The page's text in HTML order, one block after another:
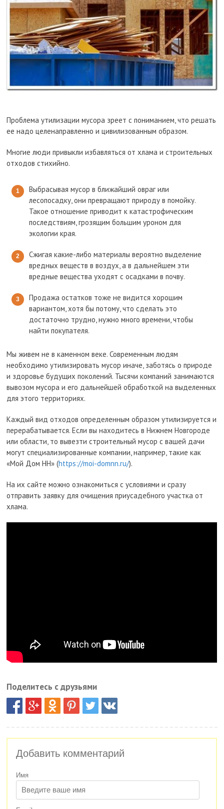
Проблема утилизации мусора зреет с пониманием, что решать
ее надо целенаправленно и цивилизованным образом.
Многие люди привыкли избавляться от хлама и строительных
отходов стихийно.
Выбрасывая мусор в ближайший овраг или
лесопосадку, они превращают природу в помойку.
Такое отношение приводит к катастрофическим
последствиям, грозящим большим уроном для
экологии края.
Сжигая какие-либо материалы вероятно выделение
вредных веществ в воздух, а в дальнейшем эти
вредные вещества уходят с осадками в почву.
Продажа остатков тоже не видится хорошим
вариантом, хотя бы потому, что сделать это
достаточно трудно, нужно много времени, чтобы
найти покупателя.
Мы живем не в каменном веке. Современным людям
необходимо утилизировать мусор иначе, заботясь о природе
и здоровье будущих поколений. Тысячи компаний занимаются
вывозом мусора и его дальнейшей обработкой на выделенных
для этого территориях.
Каждый вид отходов определенным образом утилизируется и
перерабатывается. Если вы находитесь в Нижнем Новгороде
или области, то вывезти строительный мусор с вашей дачи
могут специализированные компании, например, такие как
«Мой Дом НН» (https://moi-domnn.ru/).
На их сайте можно ознакомиться с условиями и сразу
отправить заявку для очищения приусадебного участка от
хлама.
Поделитесь с друзьями
Добавить комментарий
Имя